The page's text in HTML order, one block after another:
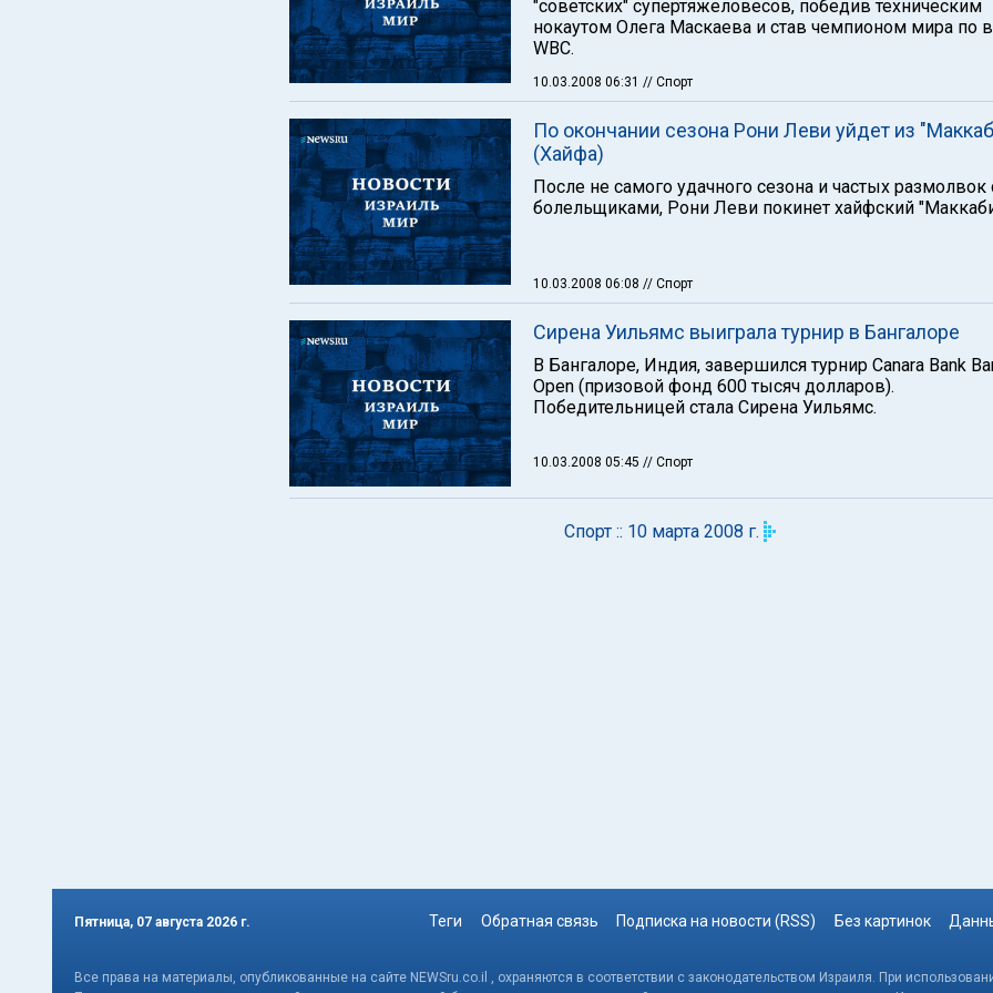
"советских" супертяжеловесов, победив техническим
нокаутом Олега Маскаева и став чемпионом мира по
WBC.
10.03.2008 06:31 // Спорт
По окончании сезона Рони Леви уйдет из
(Хайфа)
После не самого удачного сезона и частых размолвок
болельщиками, Рони Леви покинет хайфский
10.03.2008 06:08 // Спорт
Сирена Уильямс выиграла турнир в Бангалоре
В Бангалоре, Индия, завершился турнир Canara Bank
Open (призовой фонд 600 тысяч долларов).
Победительницей стала Сирена Уильямс.
10.03.2008 05:45 // Спорт
Спорт :: 10 марта 2008 г.
Пятница, 07 августа 2026 г. Теги Обратная связь Подписка на новости (RSS) Без картинок
Все права на материалы, опубликованные на сайте NEWSru.co.il , охраняются в соответствии с законодательством Израиля. При